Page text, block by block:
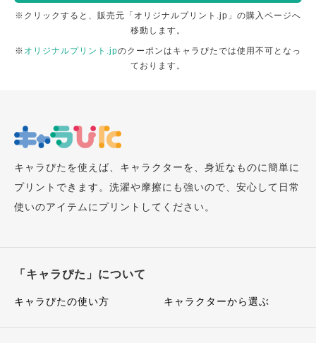
※クリックすると、販売元「オリジナルプリント.jp」の購入ページへ
移動します。
※ オリジナルプリント.jpのクーポンはキャラぴたでは使用不可となっ
ております。
キャラぴたを使えば、キャラクターを、身近なものに簡単に
プリントできます。洗濯や摩擦にも強いので、安心して日常
使いのアイテムにプリントしてください。
「キャラぴた」について
キャラぴたの使い方 キャラクターから選ぶ